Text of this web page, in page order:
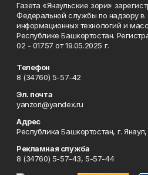
Газета «Янаульские зори»
Федеральной службы по надзору в
информационных технологий и
Республике Башкортостан.
02 - 01757 от 19.05.2025 г.
Телефон
8 (34760) 5-57-42
Эл. почта
yanzori@yandex.ru
Адрес
Республика Башкортостан, г. Янаул,
Рекламная служба
8 (34760) 5-57-43, 5-57-44